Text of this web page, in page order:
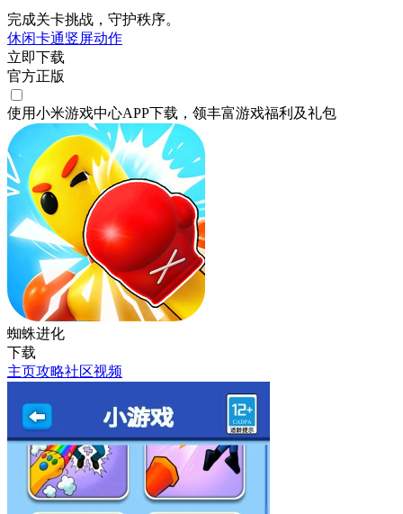
完成关卡挑战，守护秩序。
休闲卡通竖屏动作
立即下载
官方正版
使用小米游戏中心APP下载 ，领丰富游戏福利 及礼包
蜘蛛进化
下载
主页攻略社区视频